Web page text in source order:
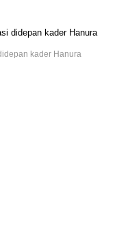
kader Hanura